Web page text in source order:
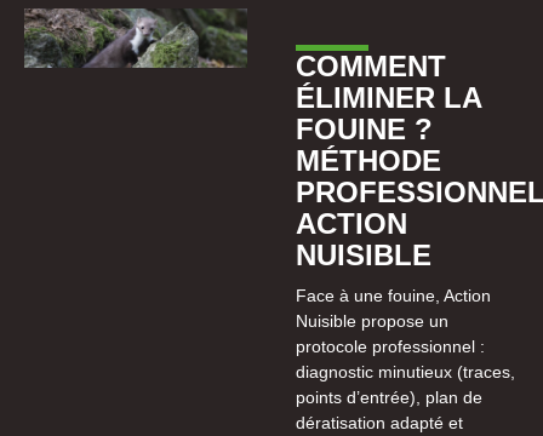
COMMENT
ÉLIMINER LA
FOUINE ?
MÉTHODE
ACTION
NUISIBLE
Face à une fouine, Action
Nuisible propose un
protocole professionnel :
diagnostic minutieux (traces,
points d’entrée), plan de
dératisation adapté et